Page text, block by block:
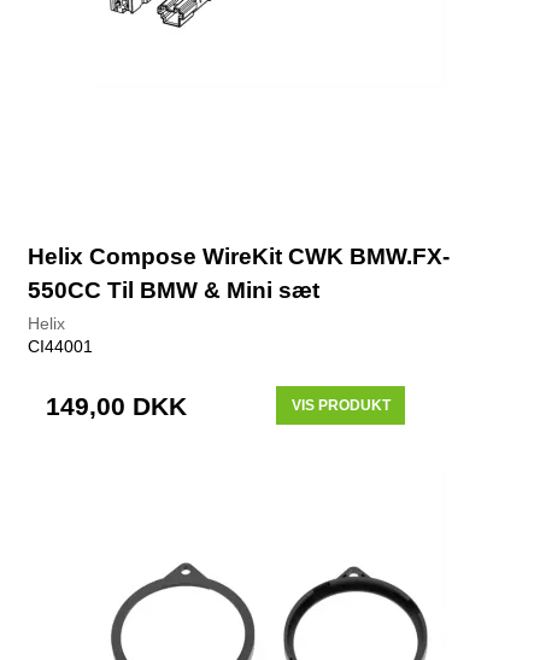
Helix Compose WireKit CWK BMW.FX-
550CC Til BMW & Mini sæt
Helix
CI44001
149,00 DKK VIS PRODUKT